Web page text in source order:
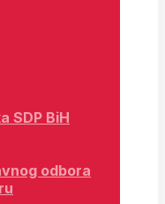
SDP BiH
odbora